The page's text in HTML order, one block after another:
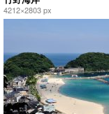
4212×2803 px